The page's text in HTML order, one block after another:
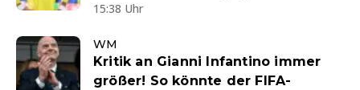
15:38 Uhr
WM
Kritik an Gianni Infantino immer
größer! So könnte der FIFA-